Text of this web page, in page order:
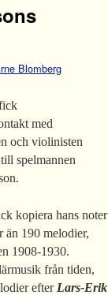
Blomberg
med
och violinisten
spelmannen
kopiera hans noter
än 190 melodier,
1908-1930.
från tiden,
efter Lars-Erik